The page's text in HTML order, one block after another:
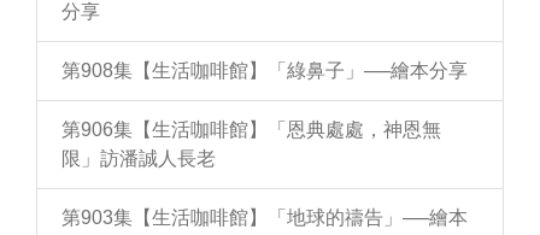
分享
第908集【生活咖啡館】「綠鼻子」──繪本分享
第906集【生活咖啡館】「恩典處處，神恩無
限」訪潘誠人長老
第903集【生活咖啡館】「地球的禱告」──繪本